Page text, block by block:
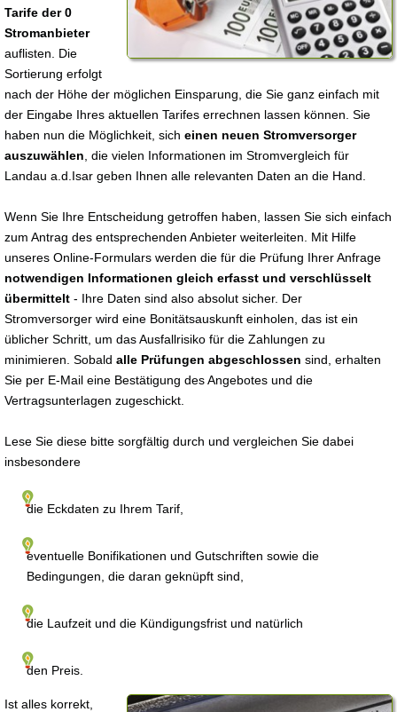
Tarife der 0
Stromanbieter
auflisten. Die
Sortierung erfolgt
nach der Höhe der möglichen Einsparung, die Sie ganz einfach mit
der Eingabe Ihres aktuellen Tarifes errechnen lassen können. Sie
haben nun die Möglichkeit, sich einen neuen Stromversorger
auszuwählen , die vielen Informationen im Stromvergleich für
Landau a.d.Isar geben Ihnen alle relevanten Daten an die Hand.
Wenn Sie Ihre Entscheidung getroffen haben, lassen Sie sich einfach
zum Antrag des entsprechenden Anbieter weiterleiten. Mit Hilfe
unseres Online-Formulars werden die für die Prüfung Ihrer Anfrage
notwendigen Informationen gleich erfasst und verschlüsselt
übermittelt - Ihre Daten sind also absolut sicher. Der
Stromversorger wird eine Bonitätsauskunft einholen, das ist ein
üblicher Schritt, um das Ausfallrisiko für die Zahlungen zu
minimieren. Sobald alle Prüfungen abgeschlossen sind, erhalten
Sie per E-Mail eine Bestätigung des Angebotes und die
Vertragsunterlagen zugeschickt.
Lese Sie diese bitte sorgfältig durch und vergleichen Sie dabei
insbesondere
die Eckdaten zu Ihrem Tarif,
eventuelle Bonifikationen und Gutschriften sowie die
Bedingungen, die daran geknüpft sind,
die Laufzeit und die Kündigungsfrist und natürlich
den Preis.
Ist alles korrekt,